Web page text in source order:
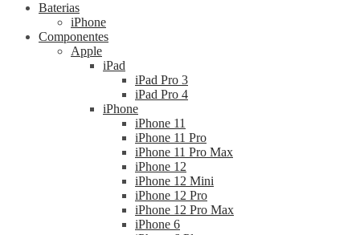
Baterias
iPhone
Componentes
Apple
iPad
iPad Pro 3
iPad Pro 4
iPhone
iPhone 11
iPhone 11 Pro
iPhone 11 Pro Max
iPhone 12
iPhone 12 Mini
iPhone 12 Pro
iPhone 12 Pro Max
iPhone 6